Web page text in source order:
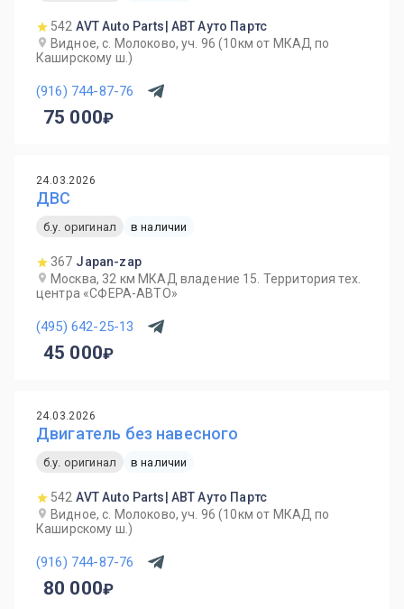
542 AVT Auto Parts| АВТ Ауто Партс
Видное, с. Молоково, уч. 96 (10км от МКАД по
Каширскому ш.)
(916) 744-87-76
75 000
24.03.2026
ДВС
б.у. оригинал в наличии
367 Japan-zap
Москва, 32 км МКАД владение 15. Территория тех.
центра «СФЕРА-АВТО»
(495) 642-25-13
45 000
24.03.2026
Двигатель без навесного
б.у. оригинал в наличии
542 AVT Auto Parts| АВТ Ауто Партс
Видное, с. Молоково, уч. 96 (10км от МКАД по
Каширскому ш.)
(916) 744-87-76
80 000